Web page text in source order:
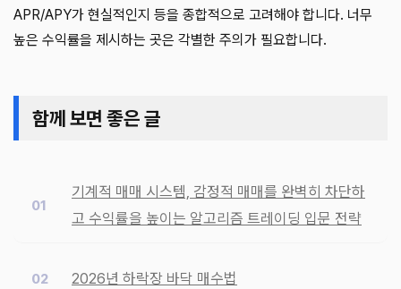
APR/APY가 현실적인지 등을 종합적으로 고려해야 합니다. 너무
높은 수익률을 제시하는 곳은 각별한 주의가 필요합니다.
함께 보면 좋은 글
기계적 매매 시스템, 감정적 매매를 완벽히 차단하
고 수익률을 높이는 알고리즘 트레이딩 입문 전략
2026년 하락장 바닥 매수법